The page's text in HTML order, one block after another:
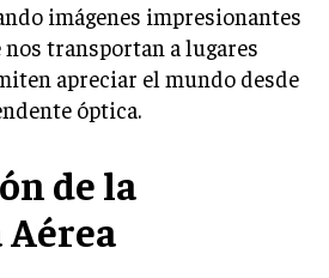
imágenes impresionantes
transportan a lugares
apreciar el mundo desde
óptica.
de la